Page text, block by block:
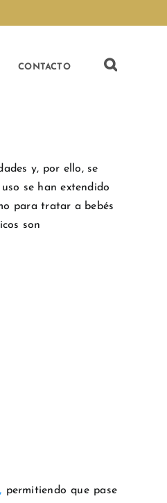
CONTACTO
y, por ello, se
se han extendido
para tratar a bebés
son
, permitiendo que pase